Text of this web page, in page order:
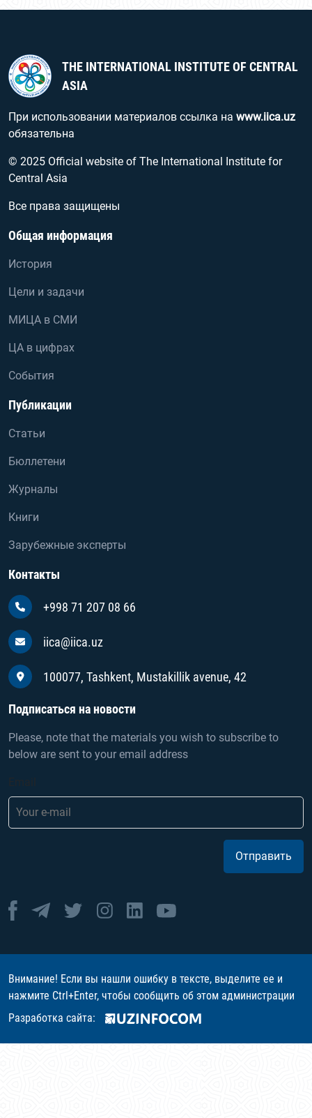
THE INTERNATIONAL INSTITUTE OF CENTRAL
ASIA
При использовании материалов ссылка на www.iica.uz
обязательна
© 2025 Official website of The International Institute for
Central Asia
Все права защищены
Общая информация
История
Цели и задачи
МИЦА в СМИ
ЦА в цифрах
События
Публикации
Статьи
Бюллетени
Журналы
Книги
Зарубежные эксперты
Контакты
+998 71 207 08 66
iica@iica.uz
100077, Tashkent, Mustakillik avenue, 42
Подписаться на новости
Please, note that the materials you wish to subscribe to
below are sent to your email address
Отправить
Внимание! Если вы нашли ошибку в тексте, выделите ее и
нажмите Ctrl+Enter, чтобы сообщить об этом администрации
Разработка сайта: